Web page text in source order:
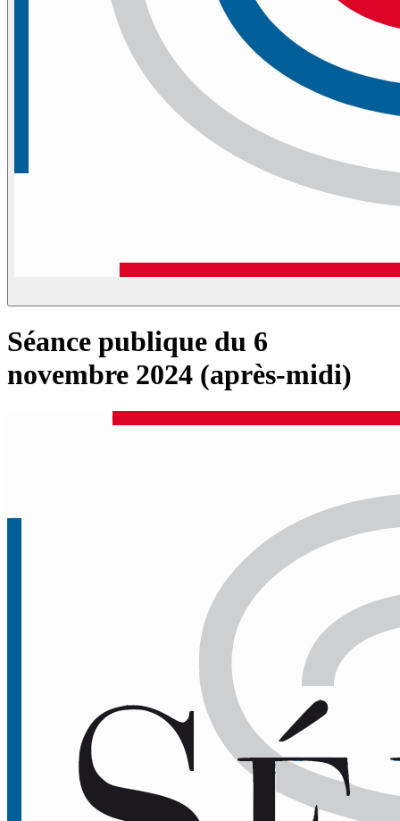
Séance publique du 6
novembre 2024 (après-midi)